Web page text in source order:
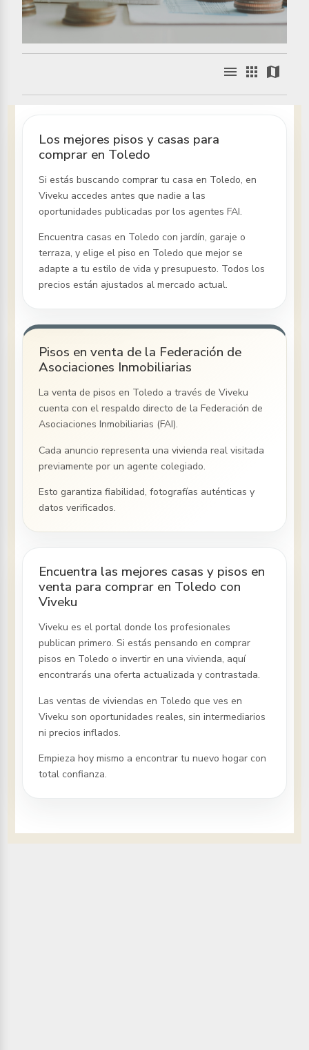
menu apps map
Los mejores pisos y casas para
comprar en Toledo
Si estás buscando comprar tu casaen Toledo, en
Viveku accedes antes que nadie a las
oportunidades publicadas por los agentes FAI.
Encuentra casasen Toledo con jardín, garaje o
terraza, y elige el pisoen Toledo que mejor se
adapte a tu estilo de vida y presupuesto. Todos los
precios están ajustados al mercado actual.
Pisos en venta de la Federación de
Asociaciones Inmobiliarias
La venta de pisosen Toledo a través de Viveku
cuenta con el respaldo directo de la Federación de
Asociaciones Inmobiliarias (FAI).
Cada anuncio representa una vivienda real visitada
previamente por un agente colegiado.
Esto garantiza fiabilidad, fotografías auténticas y
datos verificados.
Encuentra las mejores casas y pisos en
venta para comprar en Toledo con
Viveku
Viveku es el portal donde los profesionales
publican primero. Si estás pensando en comprar
pisosen Toledo o invertir en una vivienda, aquí
encontrarás una oferta actualizada y contrastada.
Las ventas de viviendasen Toledo que ves en
Viveku son oportunidades reales, sin intermediarios
ni precios inflados.
Empieza hoy mismo a encontrar tu nuevo hogar con
total confianza.